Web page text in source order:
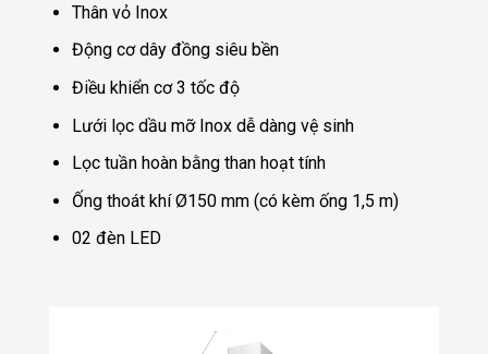
Thân vỏ Inox
Động cơ dây đồng siêu bền
Điều khiển cơ 3 tốc độ
Lưới lọc dầu mỡ Inox dễ dàng vệ sinh
Lọc tuần hoàn bằng than hoạt tính
Ống thoát khí Ø150 mm (có kèm ống 1,5 m)
02 đèn LED